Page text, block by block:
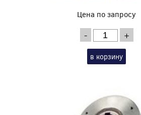
Цена по запросу
- +
в корзину